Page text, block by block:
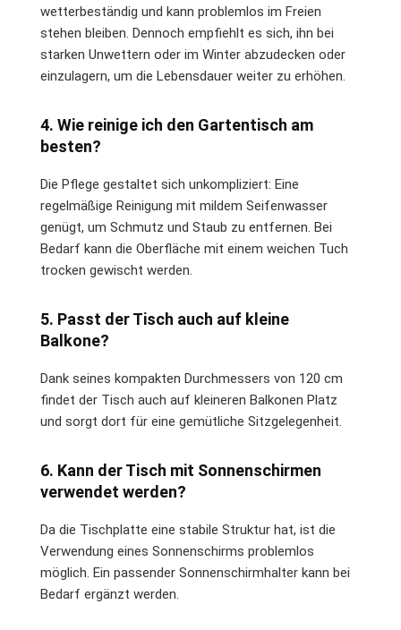
wetterbeständig und kann problemlos im Freien
stehen bleiben. Dennoch empfiehlt es sich, ihn bei
starken Unwettern oder im Winter abzudecken oder
einzulagern, um die Lebensdauer weiter zu erhöhen.
4. Wie reinige ich den Gartentisch am
besten?
Die Pflege gestaltet sich unkompliziert: Eine
regelmäßige Reinigung mit mildem Seifenwasser
genügt, um Schmutz und Staub zu entfernen. Bei
Bedarf kann die Oberfläche mit einem weichen Tuch
trocken gewischt werden.
5. Passt der Tisch auch auf kleine
Balkone?
Dank seines kompakten Durchmessers von 120 cm
findet der Tisch auch auf kleineren Balkonen Platz
und sorgt dort für eine gemütliche Sitzgelegenheit.
6. Kann der Tisch mit Sonnenschirmen
verwendet werden?
Da die Tischplatte eine stabile Struktur hat, ist die
Verwendung eines Sonnenschirms problemlos
möglich. Ein passender Sonnenschirmhalter kann bei
Bedarf ergänzt werden.